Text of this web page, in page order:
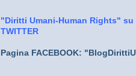
"Diritti Umani-Human Rights" su
TWITTER
Pagina FACEBOOK: